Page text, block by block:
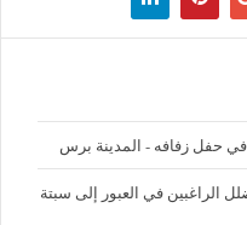
حفل زفافه - المدينة برس
الراغبين في العبور إلى سبتة